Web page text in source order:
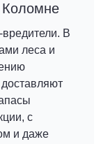
Коломне
В
леса и
с
и даже